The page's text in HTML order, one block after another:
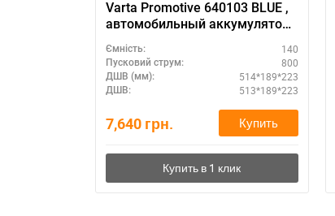
Varta Promotive 640103 BLUE ,
автомобильный аккумулятор
12 вольт Варта Промотив ,
емкость - 140 Ампер/часов,
размер: 514 Х 189 Х 223 , пуск.
Ємність: 140
Пусковий струм: 800
ДШВ (мм): 514*189*223
ДШВ: 513*189*223
7,640 грн. Купить